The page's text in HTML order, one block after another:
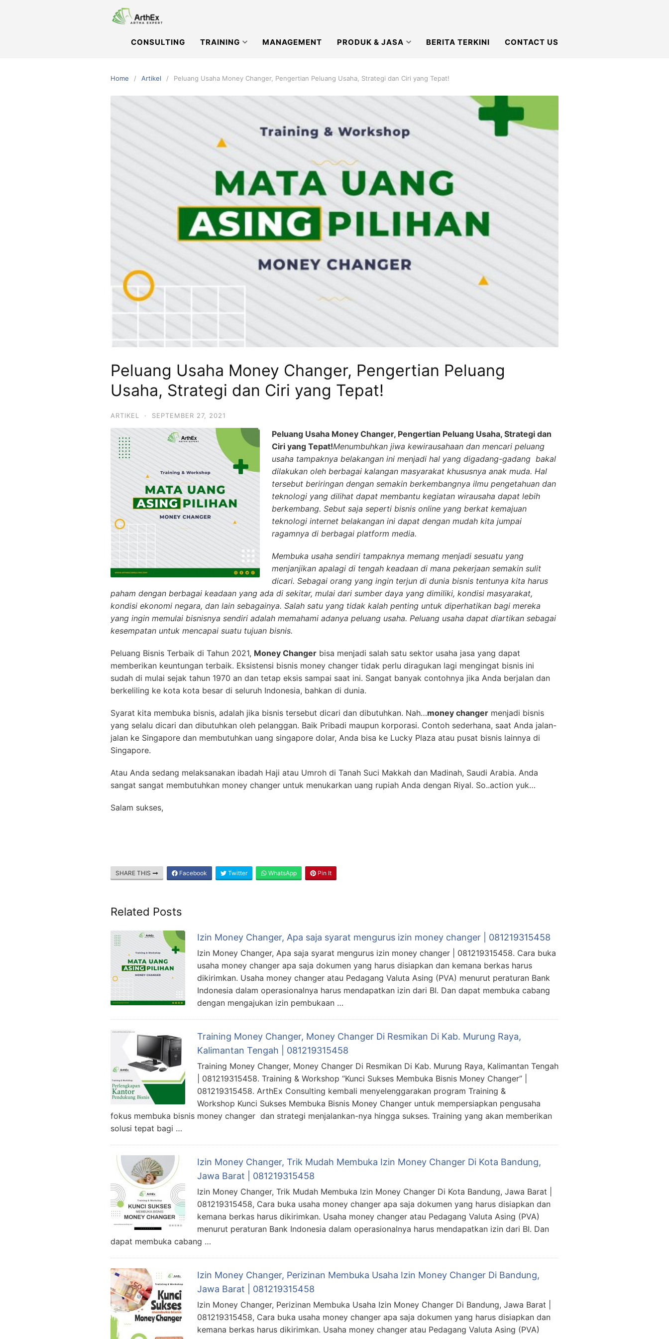
CONSULTING TRAINING MANAGEMENT PRODUK & JASA BERITA TERKINI CONTACT US
Home Artikel Peluang Usaha Money Changer, Pengertian Peluang Usaha, Strategi dan Ciri yang Tepat!
Peluang Usaha Money Changer, Pengertian Peluang
Usaha, Strategi dan Ciri yang Tepat!
ARTIKEL · SEPTEMBER 27, 2021
Peluang Usaha Money Changer, Pengertian Peluang Usaha, Strategi dan
Ciri yang Tepat!Menumbuhkan jiwa kewirausahaan dan mencari peluang
usaha tampaknya belakangan ini menjadi hal yang digadang-gadang bakal
dilakukan oleh berbagai kalangan masyarakat khususnya anak muda. Hal
tersebut beriringan dengan semakin berkembangnya ilmu pengetahuan dan
teknologi yang dilihat dapat membantu kegiatan wirausaha dapat lebih
berkembang. Sebut saja seperti bisnis online yang berkat kemajuan
teknologi internet belakangan ini dapat dengan mudah kita jumpai
ragamnya di berbagai platform media.
Membuka usaha sendiri tampaknya memang menjadi sesuatu yang
menjanjikan apalagi di tengah keadaan di mana pekerjaan semakin sulit
dicari. Sebagai orang yang ingin terjun di dunia bisnis tentunya kita harus
paham dengan berbagai keadaan yang ada di sekitar, mulai dari sumber daya yang dimiliki, kondisi masyarakat,
kondisi ekonomi negara, dan lain sebagainya. Salah satu yang tidak kalah penting untuk diperhatikan bagi mereka
yang ingin memulai bisnisnya sendiri adalah memahami adanya peluang usaha. Peluang usaha dapat diartikan sebagai
kesempatan untuk mencapai suatu tujuan bisnis.
Peluang Bisnis Terbaik di Tahun 2021, Money Changer bisa menjadi salah satu sektor usaha jasa yang dapat
memberikan keuntungan terbaik. Eksistensi bisnis money changer tidak perlu diragukan lagi mengingat bisnis ini
sudah di mulai sejak tahun 1970 an dan tetap eksis sampai saat ini. Sangat banyak contohnya jika Anda berjalan dan
berkeliling ke kota kota besar di seluruh Indonesia, bahkan di dunia.
Syarat kita membuka bisnis, adalah jika bisnis tersebut dicari dan dibutuhkan. Nah…money changer menjadi bisnis
yang selalu dicari dan dibutuhkan oleh pelanggan. Baik Pribadi maupun korporasi. Contoh sederhana, saat Anda jalan-
jalan ke Singapore dan membutuhkan uang singapore dolar, Anda bisa ke Lucky Plaza atau pusat bisnis lainnya di
Singapore.
Atau Anda sedang melaksanakan ibadah Haji atau Umroh di Tanah Suci Makkah dan Madinah, Saudi Arabia. Anda
sangat sangat membutuhkan money changer untuk menukarkan uang rupiah Anda dengan Riyal. So..action yuk…
Salam sukses,
SHARE THIS Facebook Twitter WhatsApp Pin It
Related Posts
Izin Money Changer, Apa saja syarat mengurus izin money changer | 081219315458
Izin Money Changer, Apa saja syarat mengurus izin money changer | 081219315458. Cara buka
usaha money changer apa saja dokumen yang harus disiapkan dan kemana berkas harus
dikirimkan. Usaha money changer atau Pedagang Valuta Asing (PVA) menurut peraturan Bank
Indonesia dalam operasionalnya harus mendapatkan izin dari BI. Dan dapat membuka cabang
dengan mengajukan izin pembukaan …
Training Money Changer, Money Changer Di Resmikan Di Kab. Murung Raya,
Kalimantan Tengah | 081219315458
Training Money Changer, Money Changer Di Resmikan Di Kab. Murung Raya, Kalimantan Tengah
| 081219315458. Training & Workshop “Kunci Sukses Membuka Bisnis Money Changer” |
081219315458. ArthEx Consulting kembali menyelenggarakan program Training &
Workshop Kunci Sukses Membuka Bisnis Money Changer untuk mempersiapkan pengusaha
fokus membuka bisnis money changer dan strategi menjalankan-nya hingga sukses. Training yang akan memberikan
solusi tepat bagi …
Izin Money Changer, Trik Mudah Membuka Izin Money Changer Di Kota Bandung,
Jawa Barat | 081219315458
Izin Money Changer, Trik Mudah Membuka Izin Money Changer Di Kota Bandung, Jawa Barat |
081219315458, Cara buka usaha money changer apa saja dokumen yang harus disiapkan dan
kemana berkas harus dikirimkan. Usaha money changer atau Pedagang Valuta Asing (PVA)
menurut peraturan Bank Indonesia dalam operasionalnya harus mendapatkan izin dari BI. Dan
dapat membuka cabang …
Izin Money Changer, Perizinan Membuka Usaha Izin Money Changer Di Bandung,
Jawa Barat | 081219315458
Izin Money Changer, Perizinan Membuka Usaha Izin Money Changer Di Bandung, Jawa Barat |
081219315458, Cara buka usaha money changer apa saja dokumen yang harus disiapkan dan
kemana berkas harus dikirimkan. Usaha money changer atau Pedagang Valuta Asing (PVA)